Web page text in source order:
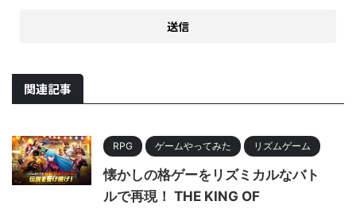
関連記事
RPG ゲームやってみた リズムゲーム
懐かしの格ゲーをリズミカルなバト
ルで再現！ THE KING OF